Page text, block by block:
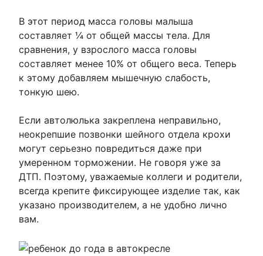
В этот период масса головы малыша
составляет ¼ от общей массы тела. Для
сравнения, у взрослого масса головы
составляет менее 10% от общего веса. Теперь
к этому добавляем мышечную слабость,
тонкую шею.
Если автолюлька закреплена неправильно,
неокрепшие позвонки шейного отдела крохи
могут серьезно повредиться даже при
умеренном торможении. Не говоря уже за
ДТП. Поэтому, уважаемые коллеги и родители,
всегда крепите фиксирующее изделие так, как
указано производителем, а не удобно лично
вам.